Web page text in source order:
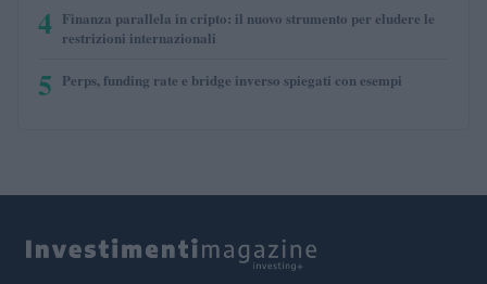
4 Finanza parallela in cripto: il nuovo strumento per eludere le
restrizioni internazionali
5 Perps, funding rate e bridge inverso spiegati con esempi